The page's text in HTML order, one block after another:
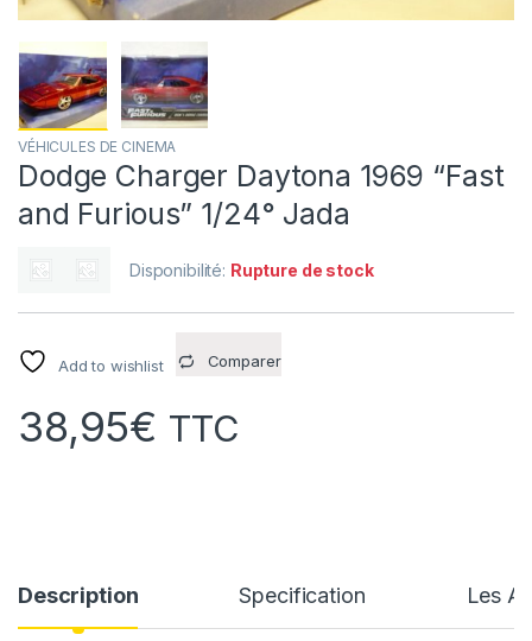
VÉHICULES DE CINEMA
Dodge Charger Daytona 1969 “Fast
and Furious” 1/24° Jada
Disponibilité: Rupture de stock
Add to wishlist Comparer
38,95€ TTC
Description Specification Les